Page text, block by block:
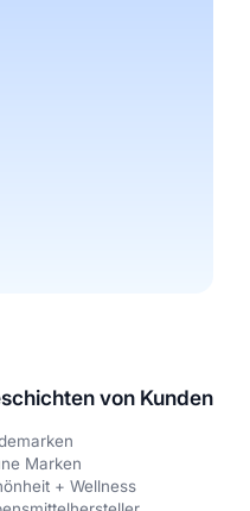
von Kunden
Marken
+ Wellness